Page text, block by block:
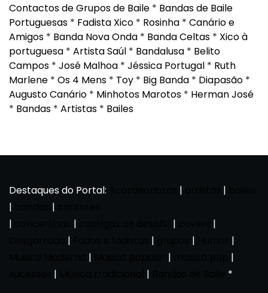
Contactos de Grupos de Baile * Bandas de Baile
Portuguesas * Fadista Xico * Rosinha * Canário e
Amigos * Banda Nova Onda * Banda Celtas * Xico à
portuguesa * Artista Saúl * Bandalusa * Belito
Campos * José Malhoa * Jéssica Portugal * Ruth
Marlene * Os 4 Mens * Toy * Big Banda * Diapasão *
Augusto Canário * Minhotos Marotos * Herman José
* Bandas * Artistas * Bailes
Destaques do Portal: | |
|
|
|
| |
|
| | |
|
| |
|
| | *